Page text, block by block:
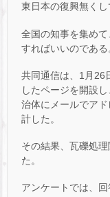
東日本の復興無くし
全国の知事を集め
すればいいのである
共同通信は、1月26
したページを開設
治体にメールでア
計した。
その結果、瓦礫処
た。
アンケートでは、